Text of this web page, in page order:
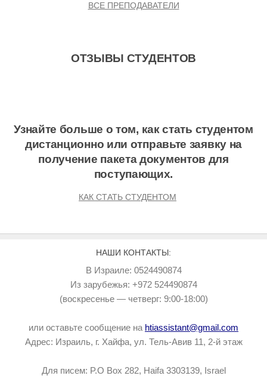
ВСЕ ПРЕПОДАВАТЕЛИ
ОТЗЫВЫ СТУДЕНТОВ
Узнайте больше о том, как стать студентом
дистанционно или отправьте заявку на
получение пакета документов для
поступающих.
КАК СТАТЬ СТУДЕНТОМ
НАШИ КОНТАКТЫ:
В Израиле: 0524490874
Из зарубежья: +972 524490874
(воскресенье — четверг: 9:00-18:00)
или оставьте сообщение на htiassistant@gmail.com
Адрес: Израиль, г. Хайфа, ул. Тель-Авив 11, 2-й этаж
Для писем: P.O Box 282, Haifa 3303139, Israel